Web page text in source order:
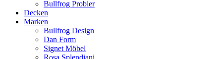
Bullfrog Probier
Decken
Marken
Bullfrog Design
Dan Form
Signet Möbel
Rosa Splendiani